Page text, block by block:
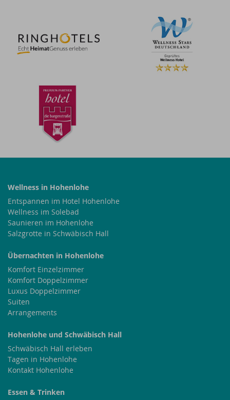
Wellness in Hohenlohe
Entspannen im Hotel Hohenlohe
Wellness im Solebad
Saunieren im Hohenlohe
Salzgrotte in Schwäbisch Hall
Übernachten in Hohenlohe
Komfort Einzelzimmer
Komfort Doppelzimmer
Luxus Doppelzimmer
Suiten
Arrangements
Hohenlohe und Schwäbisch Hall
Schwäbisch Hall erleben
Tagen in Hohenlohe
Kontakt Hohenlohe
Essen & Trinken